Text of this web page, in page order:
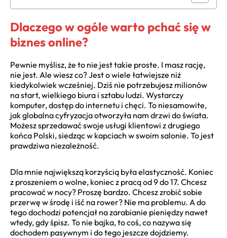
Dlaczego w ogóle warto pchać się w
biznes online?
Pewnie myślisz, że to nie jest takie proste. I masz rację,
nie jest. Ale wiesz co? Jest o wiele łatwiejsze niż
kiedykolwiek wcześniej. Dziś nie potrzebujesz milionów
na start, wielkiego biura i sztabu ludzi. Wystarczy
komputer, dostęp do internetu i chęci. To niesamowite,
jak globalna cyfryzacja otworzyła nam drzwi do świata.
Możesz sprzedawać swoje usługi klientowi z drugiego
końca Polski, siedząc w kapciach w swoim salonie. To jest
prawdziwa niezależność.
Dla mnie największą korzyścią była elastyczność. Koniec
z proszeniem o wolne, koniec z pracą od 9 do 17. Chcesz
pracować w nocy? Proszę bardzo. Chcesz zrobić sobie
przerwę w środę i iść na rower? Nie ma problemu. A do
tego dochodzi potencjał na zarabianie pieniędzy nawet
wtedy, gdy śpisz. To nie bajka, to coś, co nazywa się
dochodem pasywnym i do tego jeszcze dojdziemy.